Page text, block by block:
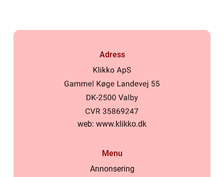
Adress
web: www.klikko.dk
Menu
Annonsering